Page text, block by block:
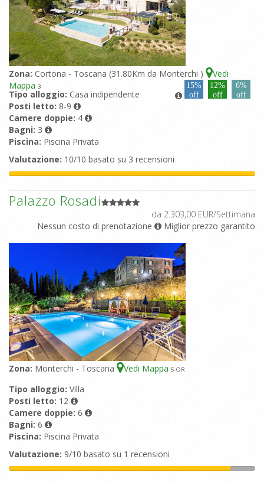
Zona: Cortona - Toscana (31.80Km da Monterchi )
Vedi
Mappa 3
15%
off
12%
off
6%
off
Tipo alloggio: Casa indipendente
Posti letto: 8-9
Camere doppie: 4
Bagni: 3
Piscina: Piscina Privata
Valutazione: 10/10 basato su 3 recensioni
Palazzo Rosadi
da 2.303,00 EUR/Settimana
Nessun costo di prenotazione
Miglior prezzo garantito
Zona: Monterchi - Toscana Vedi Mappa 5-OR
Tipo alloggio: Villa
Posti letto: 12
Camere doppie: 6
Bagni: 6
Piscina: Piscina Privata
Valutazione: 9/10 basato su 1 recensioni